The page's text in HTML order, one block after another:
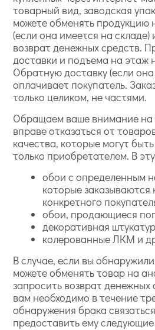
товарный вид, заводская
можете обменять продукцию
(если она имеется на
возврат денежных средств.
доставки и подъема на этаж
Обратную доставку (если
оплачивает покупатель.
только целиком, не частями.
Обращаем ваше внимание на
вправе отказаться от
качества, которые могут
только приобретателем. В
обои с определенным
которые
конкретного
обои, продающиеся
декоративная
колерованные ЛКМ и
В случае, если вы
можете обменять товар на
запросить возврат денежных
вам необходимо в течение
обнаружения брака
предоставить ему